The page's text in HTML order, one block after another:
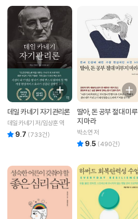
데일 카네기 자기관리론
데일 카네기 저/임상훈 역
9.7 (733건)
딸아, 돈 공부 절대 미루
지 마라
박소연 저
9.5 (490건)